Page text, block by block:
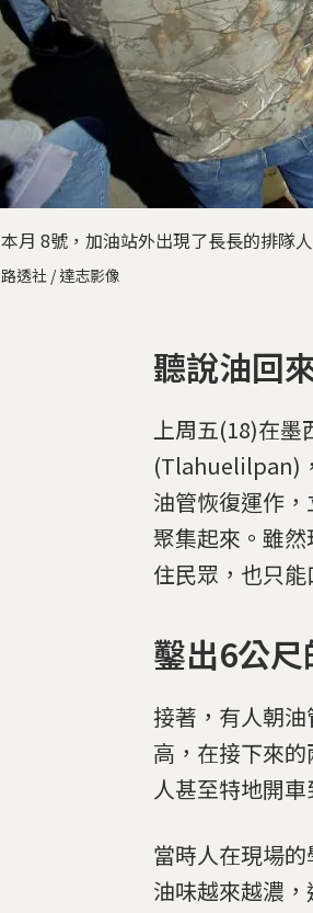
本月 8號，加油站外出現了長長的排隊
路透社 / 達志影像
聽說油回
上周五(18)在
(Tlahuelilpan)
油管恢復運作
聚集起來。雖
住民眾，也只
鑿出6公尺
接著，有人朝
高，在接下來
人甚至特地開車
當時人在現場
油味越來越濃